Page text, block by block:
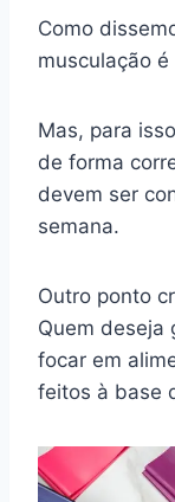
Como
musculação
Mas, para
de forma
devem ser
semana.
Outro ponto
Quem deseja
focar em
feitos à base